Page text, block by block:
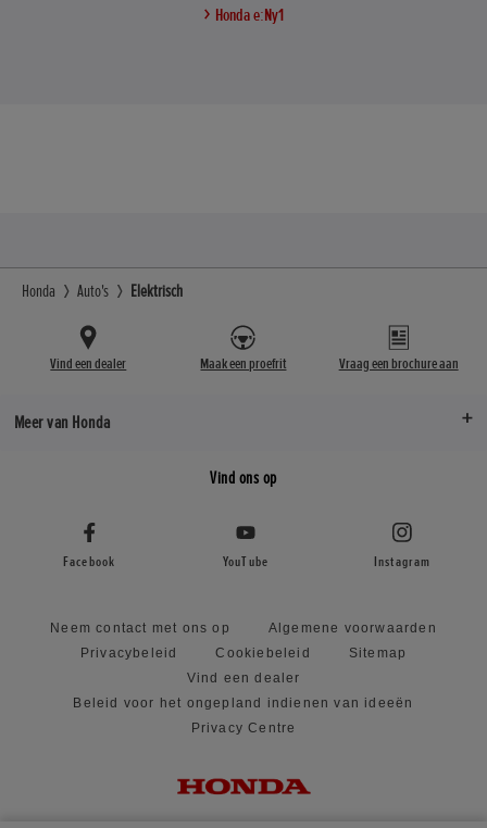
Honda e:Ny1
Honda Auto's Elektrisch
Vind een dealer Maak een proefrit Vraag een brochure aan
Meer van Honda
Vind ons op
Facebook YouTube Instagram
Neem contact met ons op
Algemene voorwaarden
Privacybeleid
Cookiebeleid
Sitemap
Vind een dealer
Beleid voor het ongepland indienen van ideeën
Privacy Centre